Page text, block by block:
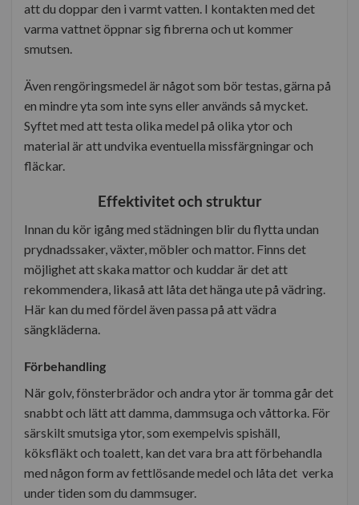
att du doppar den i varmt vatten. I kontakten med det
varma vattnet öppnar sig fibrerna och ut kommer
smutsen.
Även rengöringsmedel är något som bör testas, gärna på
en mindre yta som inte syns eller används så mycket.
Syftet med att testa olika medel på olika ytor och
material är att undvika eventuella missfärgningar och
fläckar.
Effektivitet och struktur
Innan du kör igång med städningen blir du flytta undan
prydnadssaker, växter, möbler och mattor. Finns det
möjlighet att skaka mattor och kuddar är det att
rekommendera, likaså att låta det hänga ute på vädring.
Här kan du med fördel även passa på att vädra
sängkläderna.
Förbehandling
När golv, fönsterbrädor och andra ytor är tomma går det
snabbt och lätt att damma, dammsuga och våttorka. För
särskilt smutsiga ytor, som exempelvis spishäll,
köksfläkt och toalett, kan det vara bra att förbehandla
med någon form av fettlösande medel och låta det verka
under tiden som du dammsuger.